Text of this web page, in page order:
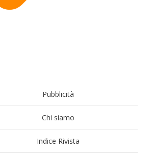
Pubblicità
Chi siamo
Indice Rivista